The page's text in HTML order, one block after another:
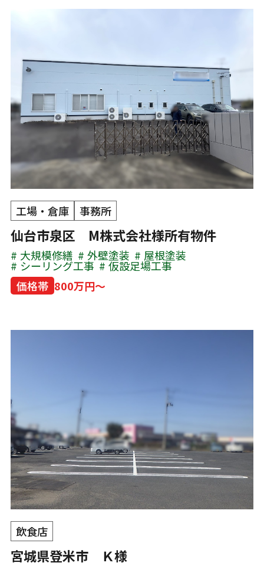
工場・倉庫 事務所
仙台市泉区 M株式会社様所有物件
大規模修繕 外壁塗装 屋根塗装
シーリング工事
仮設足場工事
価格帯 800万円～
飲食店
宮城県登米市 Ｋ様